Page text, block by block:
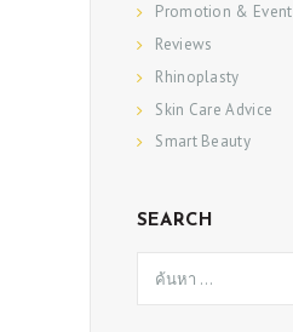
Promotion & Event
Reviews
Rhinoplasty
Skin Care Advice
Smart Beauty
SEARCH
สำหรับ: